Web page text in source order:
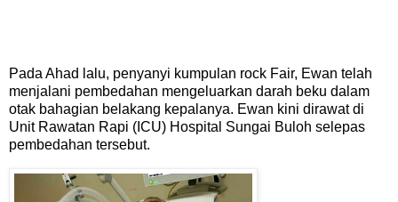
Pada Ahad lalu, penyanyi kumpulan rock Fair, Ewan telah
menjalani pembedahan mengeluarkan darah beku dalam
otak bahagian belakang kepalanya. Ewan kini dirawat di
Unit Rawatan Rapi (ICU) Hospital Sungai Buloh selepas
pembedahan tersebut.